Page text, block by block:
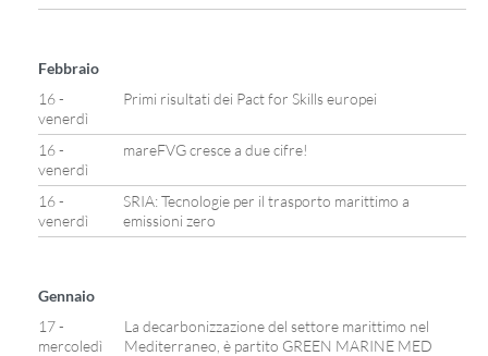
Febbraio
16 -
venerdì
Primi risultati dei Pact for Skills europei
16 -
venerdì
mareFVG cresce a due cifre!
16 -
venerdì
SRIA: Tecnologie per il trasporto marittimo a
emissioni zero
Gennaio
17 -
mercoledì
La decarbonizzazione del settore marittimo nel
Mediterraneo, è partito GREEN MARINE MED